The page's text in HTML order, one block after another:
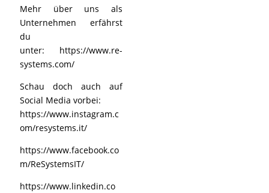
Mehr über uns als
Unternehmen erfährst
du
unter: https://www.re-
systems.com/
Schau doch auch auf
Social Media vorbei:
https://www.instagram.c
om/resystems.it/
https://www.facebook.co
m/ReSystemsIT/
https://www.linkedin.co